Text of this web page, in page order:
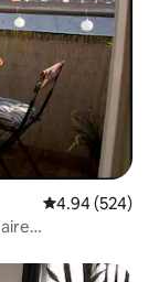
Calificación
4.94 (524)